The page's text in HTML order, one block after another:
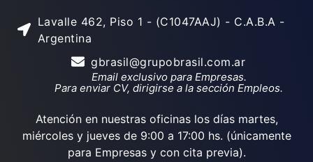
Lavalle 462, Piso 1 - (C1047AAJ) - C.A.B.A -
Argentina
gbrasil@grupobrasil.com.ar
Email exclusivo para Empresas.
Para enviar CV, dirigirse a la sección Empleos.
Atención en nuestras oficinas los días martes,
miércoles y jueves de 9:00 a 17:00 hs. (únicamente
para Empresas y con cita previa).